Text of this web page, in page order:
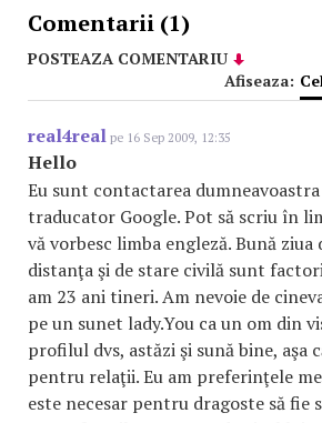
Comentarii (1)
POSTEAZA COMENTARIU
Afiseaza:
real4real pe 16 Sep 2009, 12:35
Hello
Eu sunt contactarea
traducator Google. Pot să scriu în
vă vorbesc limba engleză. Bună ziua
distanţa şi de stare civilă sunt
am 23 ani tineri. Am nevoie de
pe un sunet lady.You ca un om din
profilul dvs, astăzi şi sună bine, aşa
pentru relaţii. Eu am preferinţele
este necesar pentru dragoste să fie